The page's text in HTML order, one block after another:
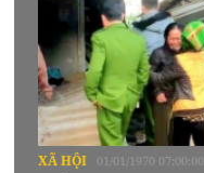
XÃ HỘI 01/01/1970 07:00:00